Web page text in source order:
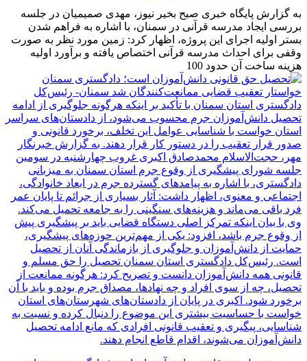
به گزارش پایگاه خبری صبح بخیر نیوز، مهدی صمیمیان در جلسه
بررسی ایجاد مدرسه قرآنی در سمنان، با اشاره به فراهم شدن
بستر اولیه اجرای این پروژه، اظهار کرد: زمین مورد نظر به صورت
وقفی برای احداث مدرسه قرآنی اختصاص یافته و برآورد اولیه
هزینه ساخت آن حدود 100